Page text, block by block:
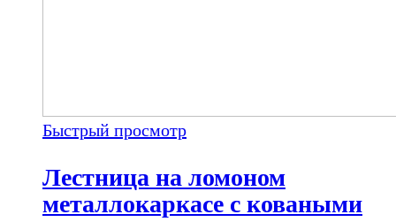
Быстрый просмотр
Лестница на ломоном
металлокаркасе с коваными